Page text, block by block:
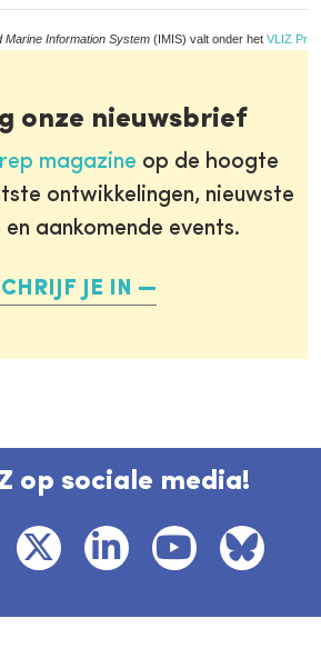
Marine Information System (IMIS) valt onder het VLIZ
onze nieuwsbrief
magazine op de hoogte
ontwikkelingen, nieuwste
aankomende events.
JE IN
op sociale media!